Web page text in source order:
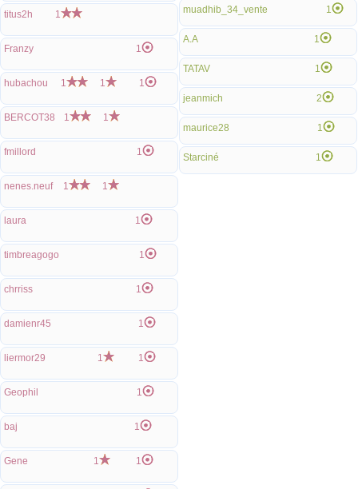
titus2h 1
Franzy 1
hubachou 1 1 1
BERCOT38 1 1
fmillord 1
nenes.neuf 1 1
laura 1
timbreagogo 1
chrriss 1
damienr45 1
liermor29 1 1
Geophil 1
baj 1
Gene 1 1
muadhib_34_vente 1
A.A 1
TATAV 1
jeanmich 2
maurice28 1
Starciné 1